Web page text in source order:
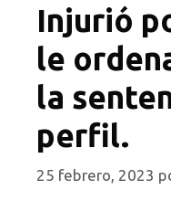
Injurió
le
la
perfil.
25 febrero, 2023